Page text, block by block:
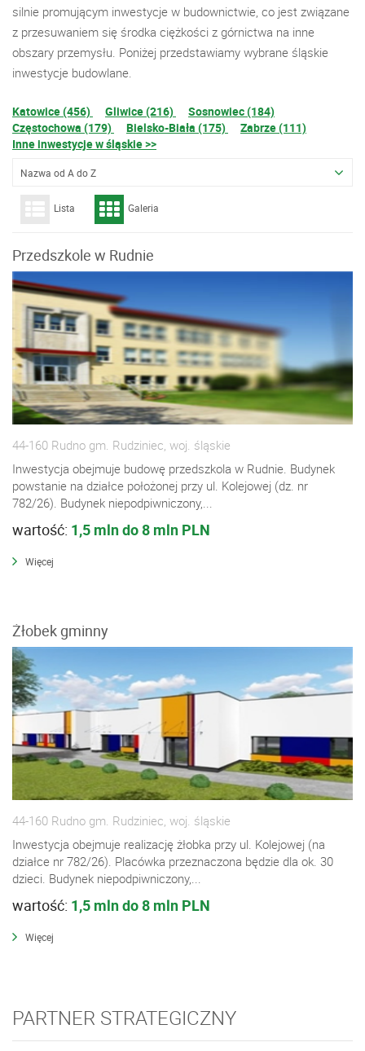
silnie promującym inwestycje w budownictwie, co jest związane
z przesuwaniem się środka ciężkości z górnictwa na inne
obszary przemysłu. Poniżej przedstawiamy wybrane śląskie
inwestycje budowlane.
Katowice (456) Gliwice (216)
Sosnowiec (184)
Częstochowa (179)
Bielsko-Biała (175)
Zabrze (111)
Inne inwestycje w śląskie >>
Nazwa od A do Z
Lista Galeria
Przedszkole w Rudnie
44-160 Rudno gm. Rudziniec, woj. śląskie
Inwestycja obejmuje budowę przedszkola w Rudnie. Budynek
powstanie na działce położonej przy ul. Kolejowej (dz. nr
782/26). Budynek niepodpiwniczony,...
wartość: 1,5 mln do 8 mln PLN
Więcej
Żłobek gminny
44-160 Rudno gm. Rudziniec, woj. śląskie
Inwestycja obejmuje realizację żłobka przy ul. Kolejowej (na
działce nr 782/26). Placówka przeznaczona będzie dla ok. 30
dzieci. Budynek niepodpiwniczony,...
wartość: 1,5 mln do 8 mln PLN
Więcej
PARTNER STRATEGICZNY